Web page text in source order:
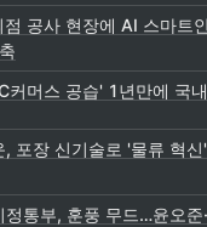
공사 현장에 AI 스마트
커머스 공습' 1년만에 국
, 포장 신기술로 '물류 혁
정통부, 훈풍 무드…윤오준